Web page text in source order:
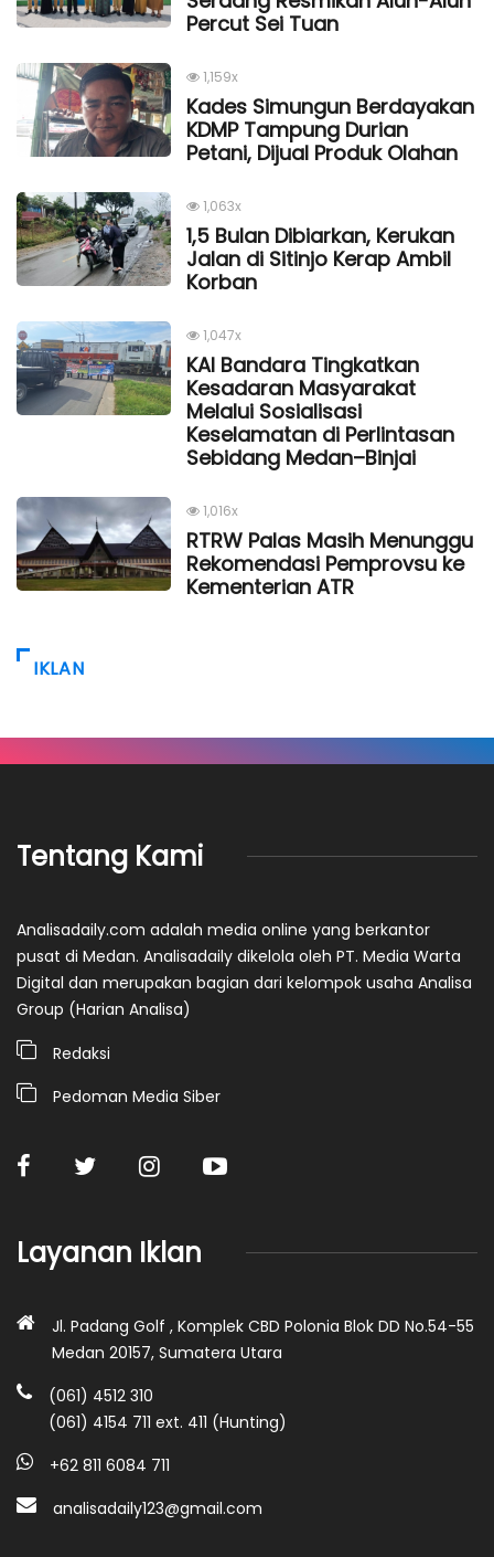
Percut Sei Tuan
1,159x
Kades Simungun Berdayakan
KDMP Tampung Durian
Petani, Dijual Produk Olahan
1,063x
1,5 Bulan Dibiarkan, Kerukan
Jalan di Sitinjo Kerap Ambil
Korban
1,047x
KAI Bandara Tingkatkan
Kesadaran Masyarakat
Melalui Sosialisasi
Keselamatan di Perlintasan
Sebidang Medan–Binjai
1,016x
RTRW Palas Masih Menunggu
Rekomendasi Pemprovsu ke
Kementerian ATR
IKLAN
Tentang Kami
Analisadaily.com adalah media online yang berkantor
pusat di Medan. Analisadaily dikelola oleh PT. Media Warta
Digital dan merupakan bagian dari kelompok usaha Analisa
Group (Harian Analisa)
Redaksi
Pedoman Media Siber
Layanan Iklan
Jl. Padang Golf , Komplek CBD Polonia Blok DD No.54-55
Medan 20157, Sumatera Utara
(061) 4512 310
(061) 4154 711 ext. 411 (Hunting)
+62 811 6084 711
analisadaily123@gmail.com